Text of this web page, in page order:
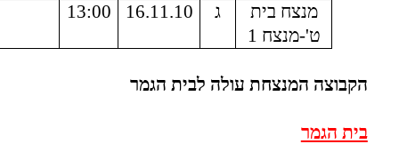
מנצח בית
ט'-מנצח 1
ג 16.11.10
13:00
הקבוצה המנצחת עולה לבית הגמר
בית הגמר